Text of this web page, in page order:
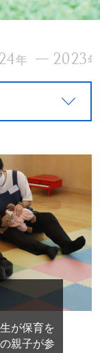
年 2023年
が保育を
親子が参